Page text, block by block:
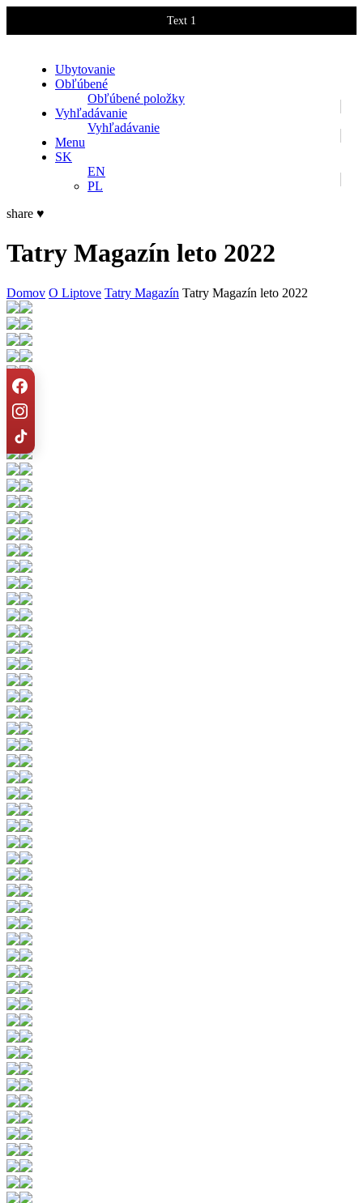
Text 1
Ubytovanie
Obľúbené
Obľúbené položky
Vyhľadávanie
Vyhľadávanie
Menu
SK
EN
PL
share ♥
Tatry Magazín leto 2022
Domov O Liptove Tatry Magazín Tatry Magazín leto 2022